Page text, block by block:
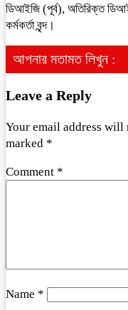
ডিআইজি (পূর্ব), অতিরিক্ত
কর্মকর্তা বৃন্দ।
আপনার মতামত লিখুন :
Leave a Reply
Your email address will
marked *
Comment *
Name *